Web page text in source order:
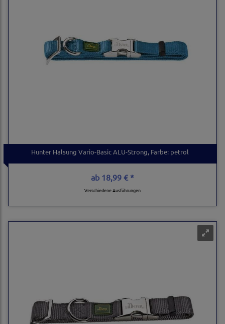
Hunter Halsung Vario-Basic ALU-Strong, Farbe: petrol
ab 18,99 € *
Verschiedene Ausführungen